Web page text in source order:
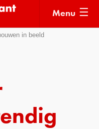
Menu
in beeld